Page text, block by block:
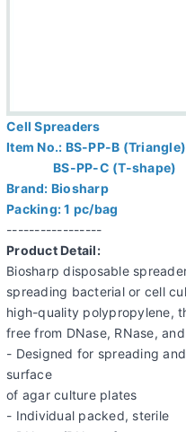
Cell Spreaders
Item No.: BS-PP-B (Triangle)
BS-PP-C (T-shape)
Brand: Biosharp
Packing: 1 pc/bag
-----------------
Product Detail:
Biosharp disposable
spreading bacterial or cell
high-quality polypropylene,
free from DNase, RNase,
- Designed for spreading
surface
of agar culture plates
- Individual packed, sterile